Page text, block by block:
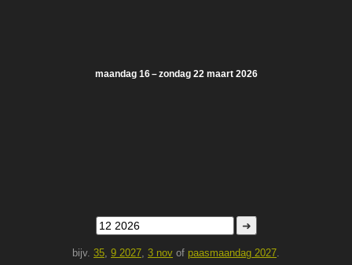
maandag 16 – zondag 22 maart 2026
➜
bijv. 35, 9 2027, 3 nov of paasmaandag 2027.